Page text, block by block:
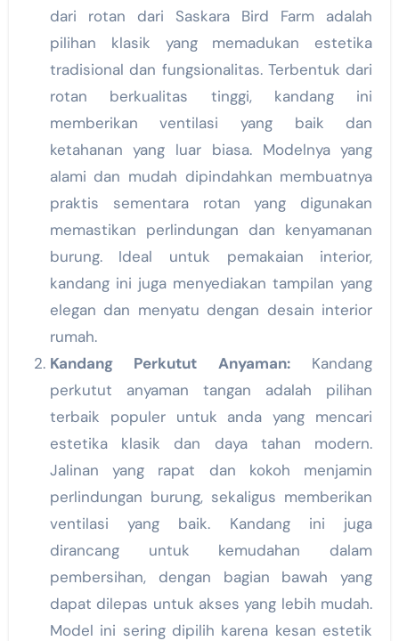
dari rotan dari Saskara Bird Farm adalah
pilihan klasik yang memadukan estetika
tradisional dan fungsionalitas. Terbentuk dari
rotan berkualitas tinggi, kandang ini
memberikan ventilasi yang baik dan
ketahanan yang luar biasa. Modelnya yang
alami dan mudah dipindahkan membuatnya
praktis sementara rotan yang digunakan
memastikan perlindungan dan kenyamanan
burung. Ideal untuk pemakaian interior,
kandang ini juga menyediakan tampilan yang
elegan dan menyatu dengan desain interior
rumah.
Kandang Perkutut Anyaman:Kandang
perkutut anyaman tangan adalah pilihan
terbaik populer untuk anda yang mencari
estetika klasik dan daya tahan modern.
Jalinan yang rapat dan kokoh menjamin
perlindungan burung, sekaligus memberikan
ventilasi yang baik. Kandang ini juga
dirancang untuk kemudahan dalam
pembersihan, dengan bagian bawah yang
dapat dilepas untuk akses yang lebih mudah.
Model ini sering dipilih karena kesan estetik